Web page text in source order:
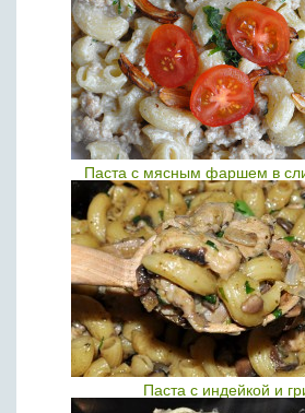
Паста с мясным фаршем в
Паста с индейкой и